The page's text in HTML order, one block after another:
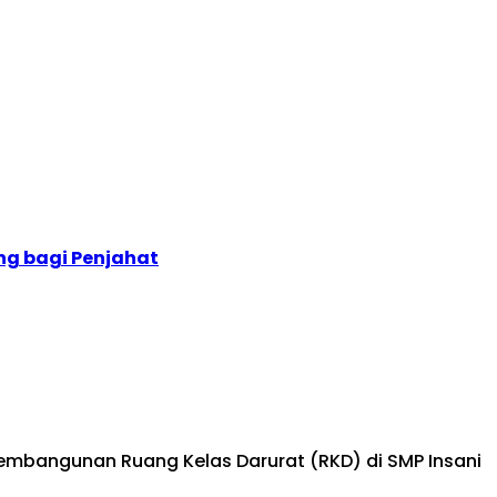
bagi Penjahat
Ruang Kelas Darurat (RKD) di SMP Insani